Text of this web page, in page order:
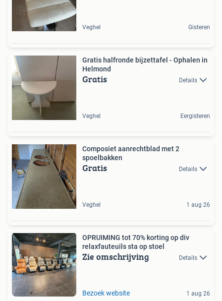
Veghel Gisteren
Gratis halfronde bijzettafel - Ophalen in
Helmond
Gratis Details
Veghel Eergisteren
Composiet aanrechtblad met 2
spoelbakken
Gratis Details
Veghel 1 aug 26
OPRUIMING tot 70% korting op div
relaxfauteuils sta op stoel
Zie omschrijving Details
Bezoek website 1 aug 26